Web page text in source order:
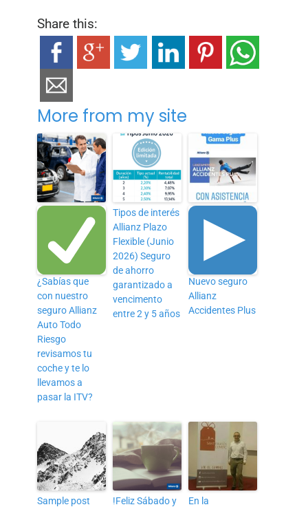
Share this:
More from my site
¿Sabías que
con nuestro
seguro Allianz
Auto Todo
Riesgo
revisamos tu
coche y te lo
llevamos a
pasar la ITV?
Tipos de interés
Allianz Plazo
Flexible (Junio
2026) Seguro
de ahorro
garantizado a
vencimento
entre 2 y 5 años
Nuevo seguro
Allianz
Accidentes Plus
Sample post
!Feliz Sábado y
En la